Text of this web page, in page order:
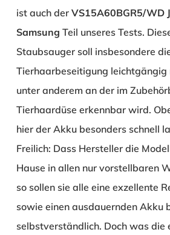
ist auch der VS15A60BGR5/WD
Samsung Teil unseres Tests.
Staubsauger soll insbesondere
Tierhaarbeseitigung leichtgängig
unter anderem an der im
Tierhaardüse erkennbar wird.
hier der Akku besonders schnell
Freilich: Dass Hersteller die
Hause in allen nur vorstellbaren
so sollen sie alle eine exzellente
sowie einen ausdauernden Akku
selbstverständlich. Doch was die